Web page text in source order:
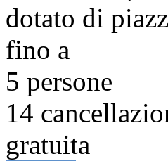
dotato di
fino a
5 persone
14
gratuita